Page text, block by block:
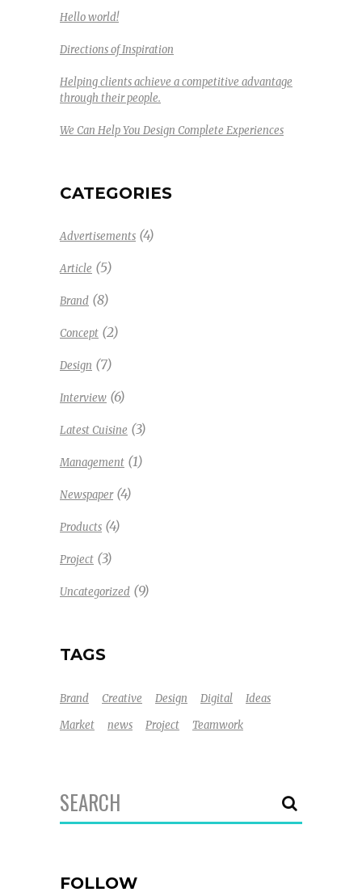
Hello world!
Directions of Inspiration
Helping clients achieve a competitive advantage
through their people.
We Can Help You Design Complete Experiences
CATEGORIES
Advertisements (4)
Article (5)
Brand (8)
Concept (2)
Design (7)
Interview (6)
Latest Cuisine (3)
Management (1)
Newspaper(4)
Products (4)
Project (3)
Uncategorized (9)
TAGS
Brand Creative Design Digital
Ideas
Market
news Project Teamwork
Search
for:
FOLLOW